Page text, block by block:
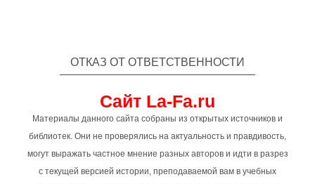
ОТКАЗ ОТ ОТВЕТСТВЕННОСТИ
Сайт La-Fa.ru
Материалы данного сайта собраны из открытых источников и
библиотек. Они не проверялись на актуальность и правдивость,
могут выражать частное мнение разных авторов и идти в разрез
с текущей версией истории, преподаваемой вам в учебных